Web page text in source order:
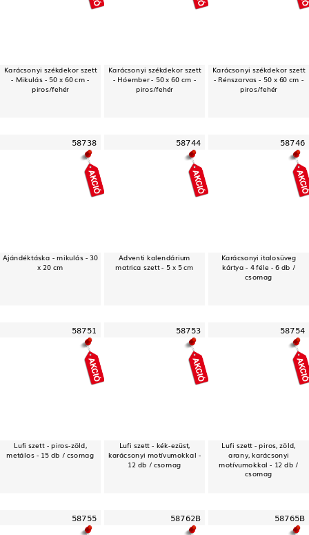
Karácsonyi székdekor szett
- Mikulás - 50 x 60 cm -
piros/fehér
Karácsonyi székdekor szett
- Hóember - 50 x 60 cm -
piros/fehér
Karácsonyi székdekor szett
- Rénszarvas - 50 x 60 cm -
piros/fehér
58738
Ajándéktáska - mikulás - 30
x 20 cm
58744
Adventi kalendárium
matrica szett - 5 x 5 cm
58746
Karácsonyi italosüveg
kártya - 4 féle - 6 db /
csomag
58751
Lufi szett - piros-zöld,
metálos - 15 db / csomag
58753
Lufi szett - kék-ezüst,
karácsonyi motívumokkal -
12 db / csomag
58754
Lufi szett - piros, zöld,
arany, karácsonyi
motívumokkal - 12 db /
csomag
58755 58762B 58765B